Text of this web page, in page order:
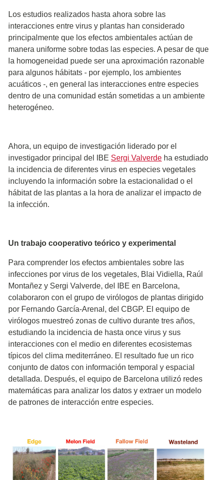
Los estudios realizados hasta ahora sobre las
interacciones entre virus y plantas han considerado
principalmente que los efectos ambientales actúan de
manera uniforme sobre todas las especies. A pesar de que
la homogeneidad puede ser una aproximación razonable
para algunos hábitats - por ejemplo, los ambientes
acuáticos -, en general las interacciones entre especies
dentro de una comunidad están sometidas a un ambiente
heterogéneo.
Ahora, un equipo de investigación liderado por el
investigador principal del IBE Sergi Valverde ha estudiado
la incidencia de diferentes virus en especies vegetales
incluyendo la información sobre la estacionalidad o el
hábitat de las plantas a la hora de analizar el impacto de
la infección.
Un trabajo cooperativo teórico y experimental
Para comprender los efectos ambientales sobre las
infecciones por virus de los vegetales, Blai Vidiella, Raúl
Montañez y Sergi Valverde, del IBE en Barcelona,
colaboraron con el grupo de virólogos de plantas dirigido
por Fernando García-Arenal, del CBGP. El equipo de
virólogos muestreó zonas de cultivo durante tres años,
estudiando la incidencia de hasta once virus y sus
interacciones con el medio en diferentes ecosistemas
típicos del clima mediterráneo. El resultado fue un rico
conjunto de datos con información temporal y espacial
detallada. Después, el equipo de Barcelona utilizó redes
matemáticas para analizar los datos y extraer un modelo
de patrones de interacción entre especies.